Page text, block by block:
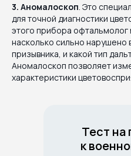
3. Аномалоскоп . Это
для точной диагностики
этого прибора офтальмолог
насколько сильно нарушено
призывника, и какой тип
Аномалоскоп позволяет
характеристики
Тест на
к